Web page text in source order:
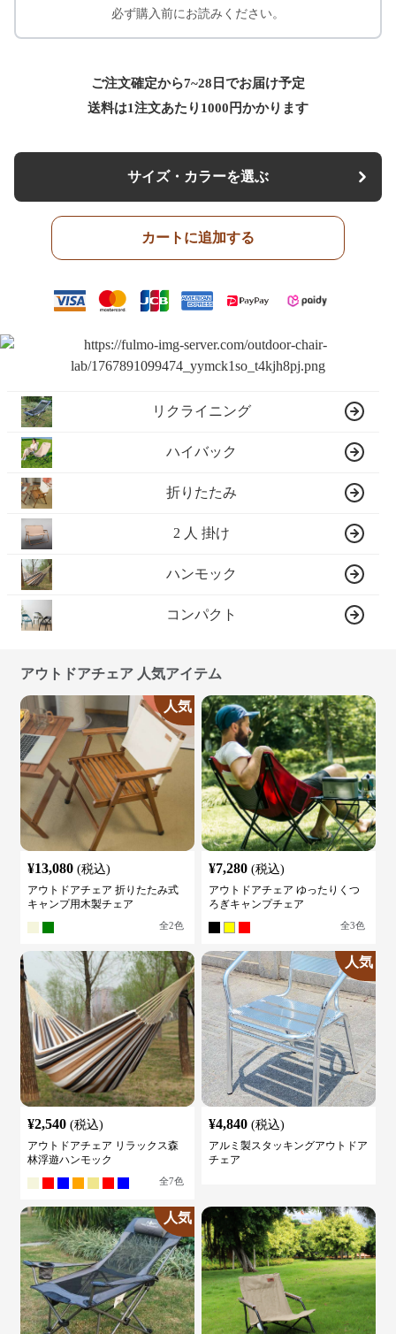
必ず購入前にお読みください。
ご注文確定から7~28日でお届け予定
送料は1注文あたり 1000 円かかります
サイズ・カラーを選ぶ
カートに追加する
リクライニング
ハイバック
折りたたみ
2 人 掛け
ハンモック
コンパクト
アウトドアチェア 人気アイテム
人気
¥13,080 (税込)
アウトドアチェア 折りたたみ式
キャンプ用木製チェア
全2色
¥7,280 (税込)
アウトドアチェア ゆったりくつ
ろぎキャンプチェア
全3色
¥2,540 (税込)
アウトドアチェア リラックス森
林浮遊ハンモック
全7色
人気
¥4,840 (税込)
アルミ製スタッキングアウトドア
チェア
人気